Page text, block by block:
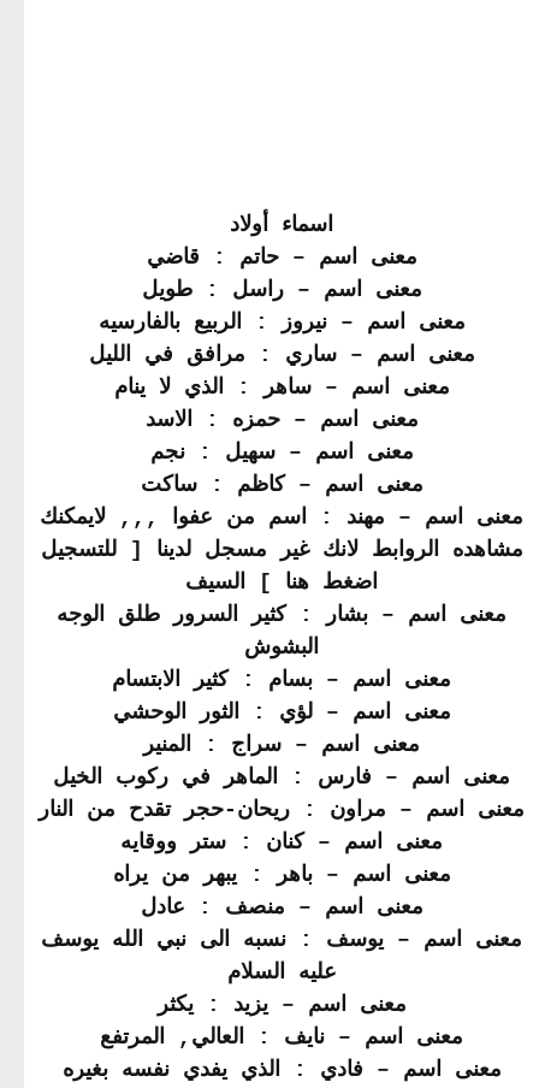
اسماء أولاد
معنى اسم – حاتم : قاضي
معنى اسم – راسل : طويل
معنى اسم – نيروز : الربيع بالفارسيه
معنى اسم – ساري : مرافق في الليل
معنى اسم – ساهر : الذي لا ينام
معنى اسم – حمزه : الاسد
معنى اسم – سهيل : نجم
معنى اسم – كاظم : ساكت
معنى اسم – مهند : اسم من عفوا ,,, لايمكنك
مشاهده الروابط لانك غير مسجل لدينا [ للتسجيل
اضغط هنا ] السيف
معنى اسم – بشار : كثير السرور طلق الوجه
البشوش
معنى اسم – بسام : كثير الابتسام
معنى اسم – لؤي : الثور الوحشي
معنى اسم – سراج : المنير
معنى اسم – فارس : الماهر في ركوب الخيل
معنى اسم – مراون : ريحان-حجر تقدح من النار
معنى اسم – كنان : ستر ووقايه
معنى اسم – باهر : يبهر من يراه
معنى اسم – منصف : عادل
معنى اسم – يوسف : نسبه الى نبي الله يوسف
عليه السلام
معنى اسم – يزيد : يكثر
معنى اسم – نايف : العالي, المرتفع
معنى اسم – فادي : الذي يفدي نفسه بغيره